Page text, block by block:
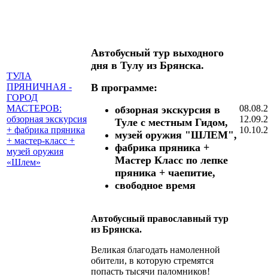
ТУЛА
ПРЯНИЧНАЯ -
ГОРОД
МАСТЕРОВ:
обзорная экскурсия
+ фабрика пряника
+ мастер-класс +
музей оружия
«Шлем»
Автобусный тур выходного
дня в Тулу из Брянска.
В программе:
обзорная экскурсия в
Туле с местным Гидом,
музей оружия "ШЛЕМ",
фабрика пряника +
Мастер Класс по лепке
пряника + чаепитие,
свободное время
Автобусный православный тур
из Брянска.
Великая благодать намоленной
обители, в которую стремятся
попасть тысячи паломников!